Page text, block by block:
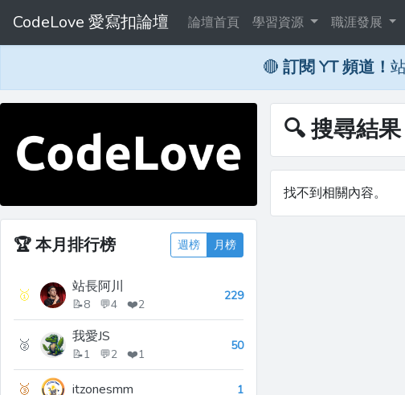
CodeLove 愛寫扣論壇 論壇首頁 學習資源 職涯發展
🔴 訂閱 YT 頻道！
🏆本月排行榜 週榜 月榜
🥇 站長阿川
📝8 💬4 ❤️2
229
🥈 我愛JS
📝1 💬2 ❤️1
50
🥉 itzonesmm 1
🔍 搜尋結
找不到相關內容。